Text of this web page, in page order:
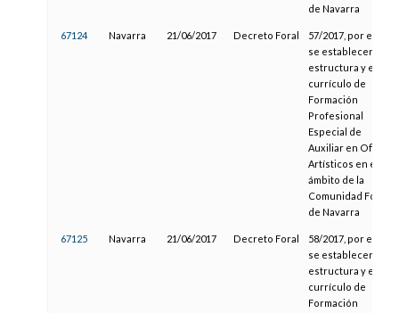
de Navarra
67124 Navarra 21/06/2017 Decreto Foral
57/2017, por el que
se establecen la
estructura y el
currículo de
Formación
Profesional
Especial de
Auxiliar en Oficios
Artísticos en el
ámbito de la
Comunidad Foral
de Navarra
67125 Navarra 21/06/2017 Decreto Foral
58/2017, por el que
se establecen la
estructura y el
currículo de
Formación